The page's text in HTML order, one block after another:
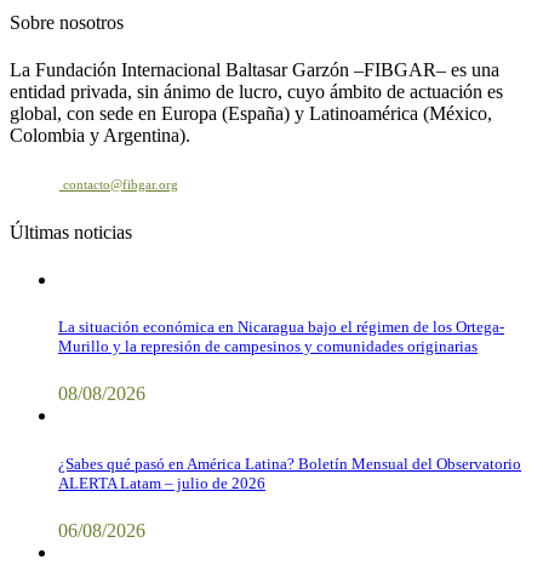
Sobre nosotros
La Fundación Internacional Baltasar Garzón –FIBGAR– es una
entidad privada, sin ánimo de lucro, cuyo ámbito de actuación es
global, con sede en Europa (España) y Latinoamérica (México,
Colombia y Argentina).
contacto@fibgar.org
Últimas noticias
La situación económica en Nicaragua bajo el régimen de los Ortega-
Murillo y la represión de campesinos y comunidades originarias
08/08/2026
¿Sabes qué pasó en América Latina? Boletín Mensual del Observatorio
ALERTA Latam – julio de 2026
06/08/2026